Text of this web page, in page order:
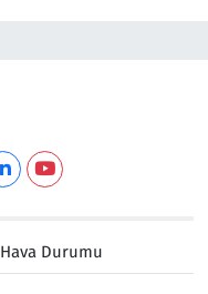
Hava Durumu